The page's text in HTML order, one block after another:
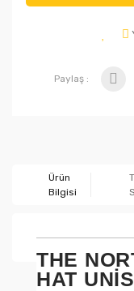
Paylaş :
Ürün
Bilgisi
THE
HAT